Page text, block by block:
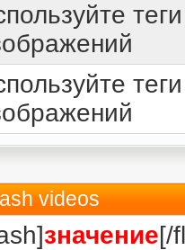
videos
значение[/